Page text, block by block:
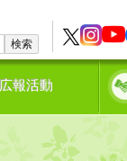
検索
広報活動